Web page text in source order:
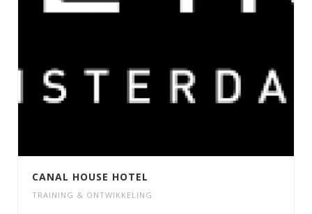
CANAL HOUSE HOTEL
TRAINING & ONTWIKKELING